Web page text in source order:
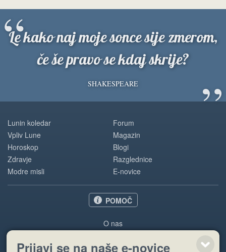
Le kako naj moje sonce sije zmerom,
če še pravo se kdaj skrije?
SHAKESPEARE ”
“
Lunin koledar
Vpliv Lune
Horoskop
Zdravje
Modre misli
Forum
Magazin
Blogi
Razglednice
E-novice
POMOČ
O nas
Pogoji uporabe
Prijavi se na naše e-novice